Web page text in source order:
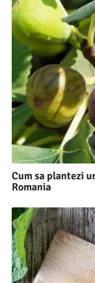
Cum sa plantezi
Romania